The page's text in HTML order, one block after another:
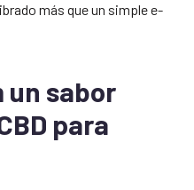
más que un simple e-
un sabor
para